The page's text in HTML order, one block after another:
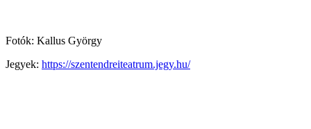
Fotók: Kallus György
Jegyek: https://szentendreiteatrum.jegy.hu/